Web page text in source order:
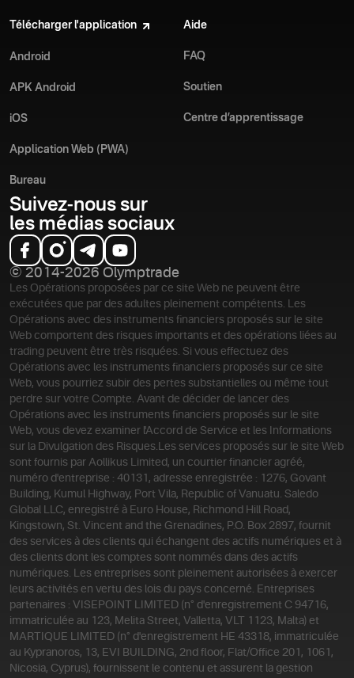
Télécharger l'application
Android
APK Android
iOS
Application Web (PWA)
Bureau
Aide
FAQ
Soutien
Centre d’apprentissage
Suivez-nous sur
les médias sociaux
© 2014-2026 Olymptrade
Les Opérations proposées par ce site Web ne peuvent être
exécutées que par des adultes pleinement compétents. Les
Opérations avec des instruments financiers proposés sur le site
Web comportent des risques importants et des opérations liées au
trading peuvent être très risquées. Si vous effectuez des
Opérations avec les instruments financiers proposés sur ce site
Web, vous pourriez subir des pertes substantielles ou même tout
perdre sur votre Compte. Avant de décider de lancer des
Opérations avec les instruments financiers proposés sur le site
Web, vous devez examiner l'Accord de Service et les Informations
sur la Divulgation des Risques. Les services proposés sur le site Web
sont fournis par Aollikus Limited, un courtier financier agréé,
numéro d'entreprise : 40131, adresse enregistrée : 1276, Govant
Building, Kumul Highway, Port Vila, Republic of Vanuatu. Saledo
Global LLC, enregistré à Euro House, Richmond Hill Road,
Kingstown, St. Vincent and the Grenadines, P.O. Box 2897, fournit
des services à des clients qui échangent des actifs numériques et à
des clients dont les comptes sont nommés dans des actifs
numériques. Les entreprises sont pleinement autorisées à exercer
leurs activités en vertu des lois du pays concerné. Entreprises
partenaires : VISEPOINT LIMITED (n° d'enregistrement C 94716,
immatriculée au 123, Melita Street, Valletta, VLT 1123, Malta) et
MARTIQUE LIMITED (n° d'enregistrement HE 43318, immatriculée
au Kypranoros, 13, EVI BUILDING, 2nd floor, Flat/Office 201, 1061,
Nicosia, Cyprus), fournissent le contenu et assurent la gestion